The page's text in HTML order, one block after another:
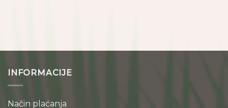
INFORMACIJE
Način plaćanja